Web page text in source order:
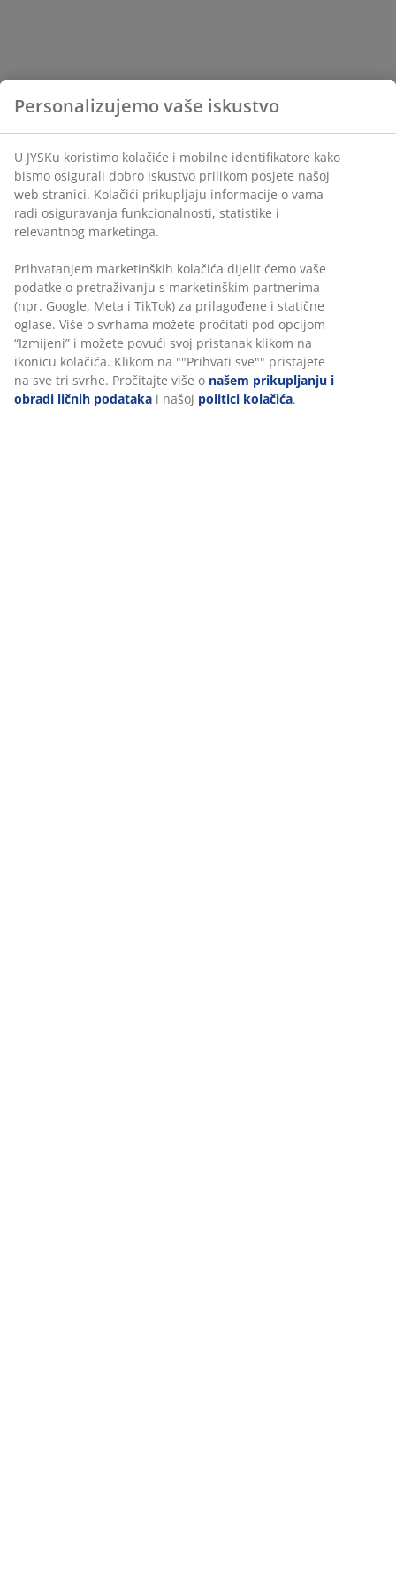
Personalizujemo vaše iskustvo
U JYSKu koristimo kolačiće i mobilne identifikatore kako
bismo osigurali dobro iskustvo prilikom posjete našoj
web stranici. Kolačići prikupljaju informacije o vama
radi osiguravanja funkcionalnosti, statistike i
relevantnog marketinga.
Prihvatanjem marketinških kolačića dijelit ćemo vaše
podatke o pretraživanju s marketinškim partnerima
(npr. Google, Meta i TikTok) za prilagođene i statične
oglase. Više o svrhama možete pročitati pod opcijom
“Izmijeni” i možete povući svoj pristanak klikom na
ikonicu kolačića. Klikom na ""Prihvati sve"" pristajete
na sve tri svrhe. Pročitajte više o našem prikupljanju i
obradi ličnih podataka i našoj politici kolačića.